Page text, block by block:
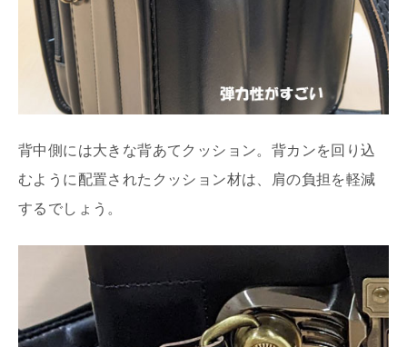
背中側には大きな背あてクッション。背カンを回り込
むように配置されたクッション材は、肩の負担を軽減
するでしょう。